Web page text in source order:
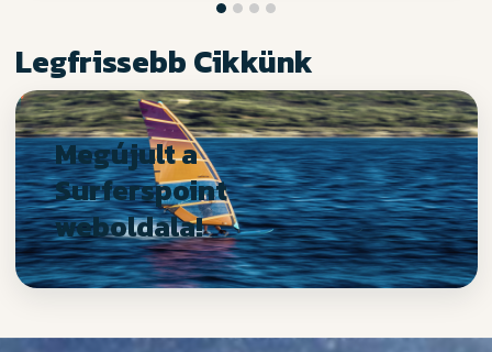
Legfrissebb Cikkünk
Megújult a
Surferspoint
weboldala!